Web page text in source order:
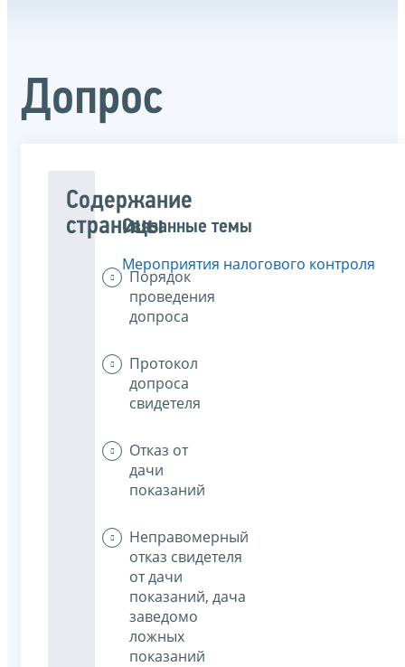
Допрос
Содержание
страницы
Порядок
проведения
допроса
Протокол
допроса
свидетеля
Отказ от
дачи
показаний
Неправомерный
отказ свидетеля
от дачи
показаний, дача
заведомо
ложных
показаний
Связанные темы
Мероприятия налогового контроля